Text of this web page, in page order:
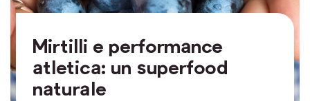
Mirtilli e performance
atletica: un superfood
naturale